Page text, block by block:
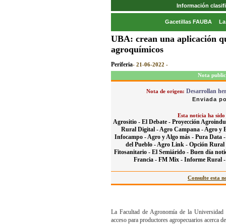
Información
Gacetillas FAUBA
UBA: crean una aplicación
agroquímicos
Periferia- 21-06-2022 -
Nota
Nota de origen: Desarrollan
Enviada
Esta noticia ha
Agrositio - El Debate - Proyección
Rural Digital -Agro Campana -Agro y
Infocampo -Agro y Algo más - Pura Data
del Pueblo -Agro Link - Opción
Fitosanitario - El Semiárido - Buen día
Francia - FM Mix - Informe Rural
Consulte esta
La Facultad de Agronomía de la
acceso para productores agropecuarios acerca